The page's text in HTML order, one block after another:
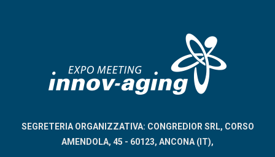
SEGRETERIA ORGANIZZATIVA: CONGREDIOR SRL, CORSO
AMENDOLA, 45 - 60123, ANCONA (IT),